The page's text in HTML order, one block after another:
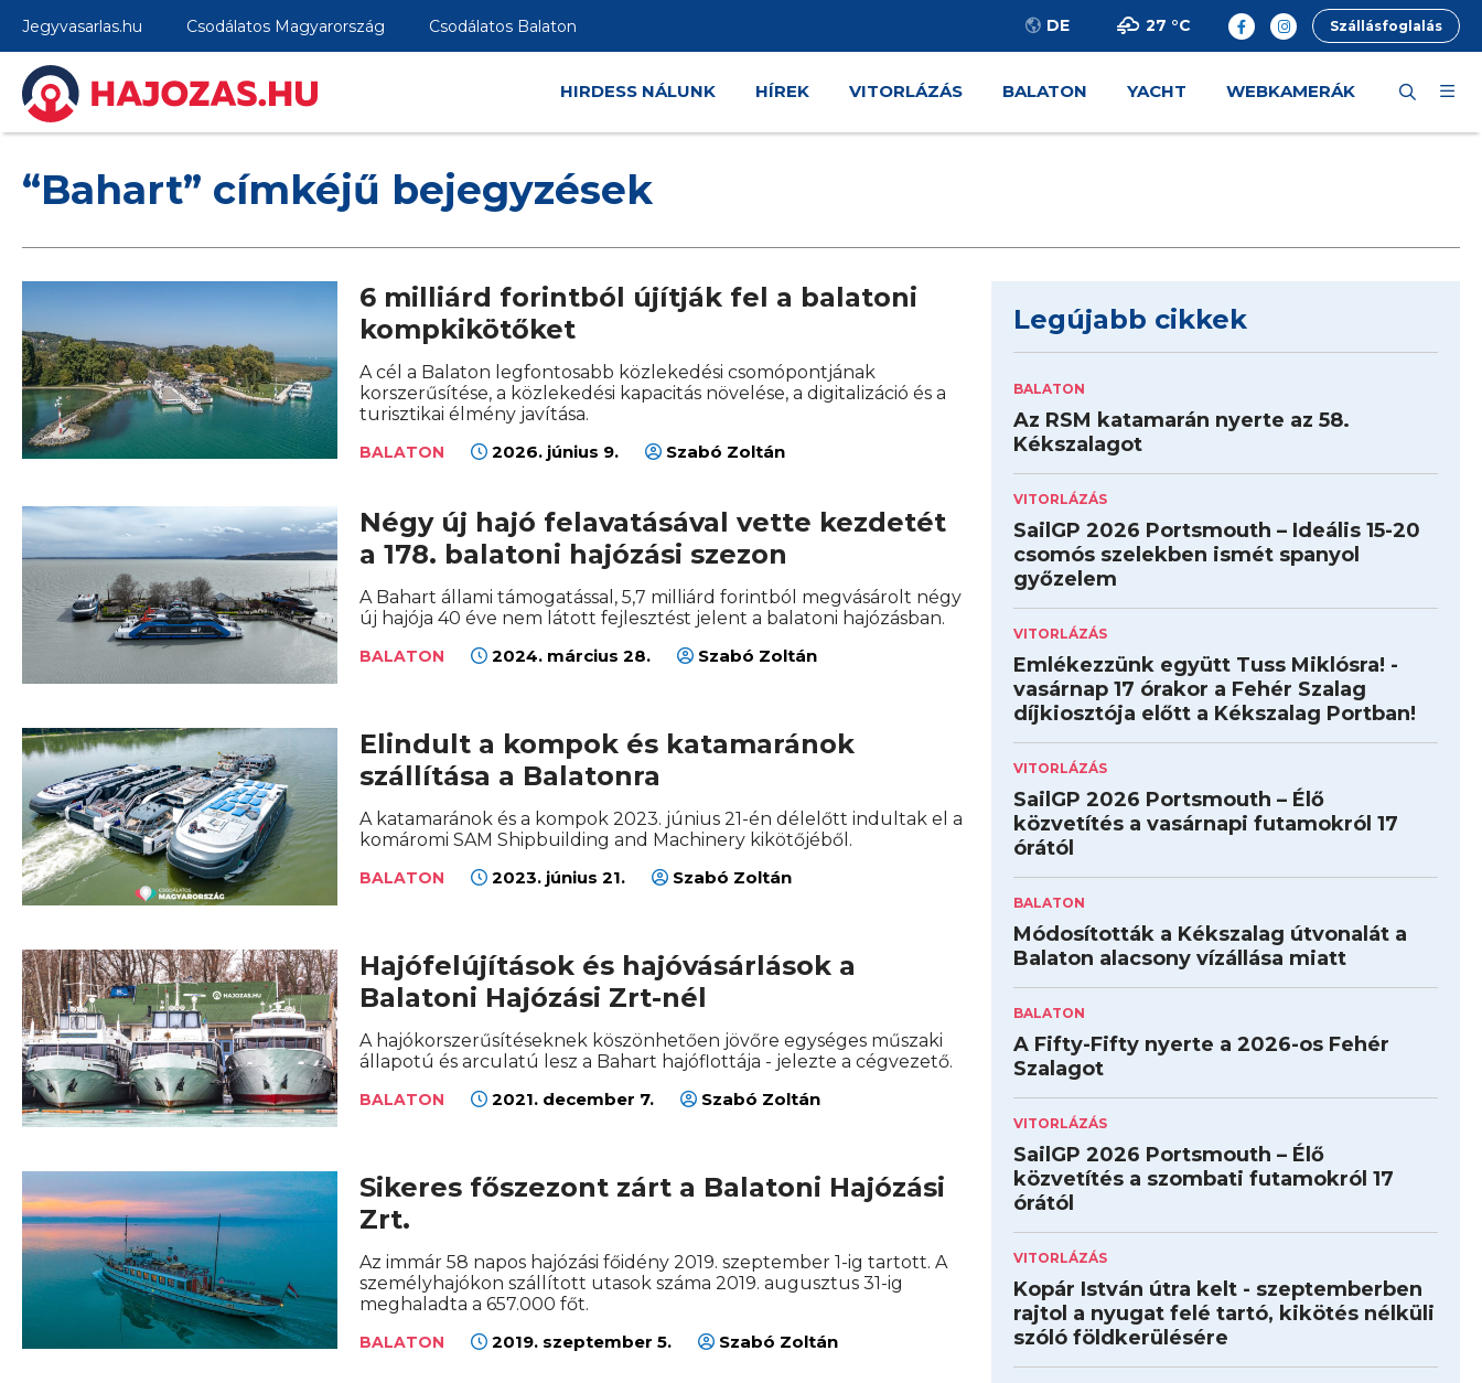
Jegyvasarlas.hu Csodálatos Magyarország Csodálatos Balaton DE 27 °C Szállásfoglalás
HIRDESS NÁLUNK HÍREK VITORLÁZÁS BALATON YACHT WEBKAMERÁK
“Bahart” címkéjű bejegyzések
6 milliárd forintból újítják fel a balatoni
kompkikötőket
A cél a Balaton legfontosabb közlekedési csomópontjának
korszerűsítése, a közlekedési kapacitás növelése, a digitalizáció és a
turisztikai élmény javítása.
BALATON 2026. június 9. Szabó Zoltán
Négy új hajó felavatásával vette kezdetét
a 178. balatoni hajózási szezon
A Bahart állami támogatással, 5,7 milliárd forintból megvásárolt négy
új hajója 40 éve nem látott fejlesztést jelent a balatoni hajózásban.
BALATON 2024. március 28. Szabó Zoltán
Elindult a kompok és katamaránok
szállítása a Balatonra
A katamaránok és a kompok 2023. június 21-én délelőtt indultak el a
komáromi SAM Shipbuilding and Machinery kikötőjéből.
BALATON 2023. június 21. Szabó Zoltán
Hajófelújítások és hajóvásárlások a
Balatoni Hajózási Zrt-nél
A hajókorszerűsítéseknek köszönhetően jövőre egységes műszaki
állapotú és arculatú lesz a Bahart hajóflottája - jelezte a cégvezető.
BALATON 2021. december 7. Szabó Zoltán
Sikeres főszezont zárt a Balatoni Hajózási
Zrt.
Az immár 58 napos hajózási főidény 2019. szeptember 1-ig tartott. A
személyhajókon szállított utasok száma 2019. augusztus 31-ig
meghaladta a 657.000 főt.
BALATON 2019. szeptember 5. Szabó Zoltán
Legújabb cikkek
BALATON
Az RSM katamarán nyerte az 58.
Kékszalagot
VITORLÁZÁS
SailGP 2026 Portsmouth – Ideális 15-20
csomós szelekben ismét spanyol
győzelem
VITORLÁZÁS
Emlékezzünk együtt Tuss Miklósra! -
vasárnap 17 órakor a Fehér Szalag
díjkiosztója előtt a Kékszalag Portban!
VITORLÁZÁS
SailGP 2026 Portsmouth – Élő
közvetítés a vasárnapi futamokról 17
órától
BALATON
Módosították a Kékszalag útvonalát a
Balaton alacsony vízállása miatt
BALATON
A Fifty-Fifty nyerte a 2026-os Fehér
Szalagot
VITORLÁZÁS
SailGP 2026 Portsmouth – Élő
közvetítés a szombati futamokról 17
órától
VITORLÁZÁS
Kopár István útra kelt - szeptemberben
rajtol a nyugat felé tartó, kikötés nélküli
szóló földkerülésére